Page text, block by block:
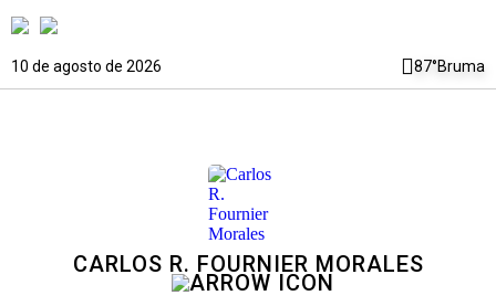
10 de agosto de 2026 87°Bruma
CARLOS R. FOURNIER MORALES